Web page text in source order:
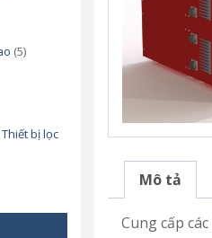
Mô tả
Cung cấp
(5)
bị lọc